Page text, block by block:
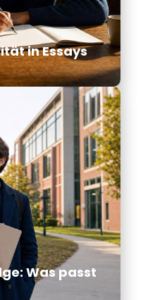
in Essays
Was passt